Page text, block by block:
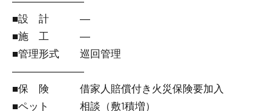
■設 計 ―
■施 工 ―
■管理形式 巡回管理
―――――――
■保 険 借家人賠償付き火災保険要加入
■ペット 相談（敷1積増）